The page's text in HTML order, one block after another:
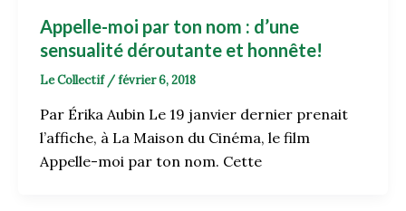
Appelle-moi par ton nom : d’une
sensualité déroutante et honnête!
Le Collectif /février 6, 2018
Par Érika Aubin Le 19 janvier dernier prenait
l’affiche, à La Maison du Cinéma, le film
Appelle-moi par ton nom. Cette